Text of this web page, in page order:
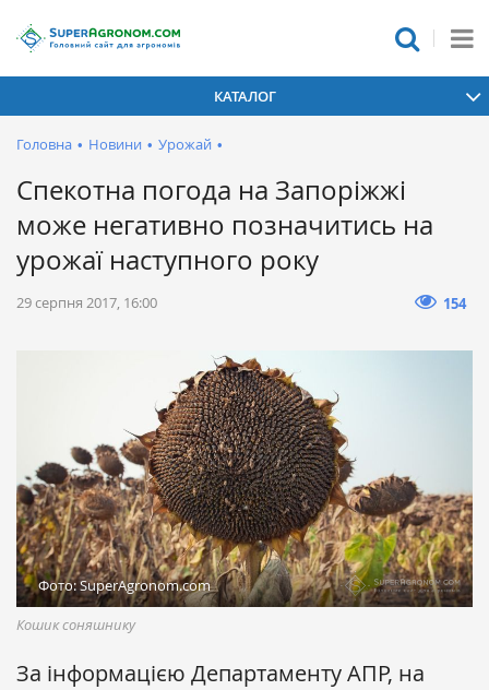
КАТАЛОГ
Головна • Новини • Урожай •
Спекотна погода на Запоріжжі
може негативно позначитись на
урожаї наступного року
29 серпня 2017, 16:00 154
Фото: SuperAgronom.com
Кошик соняшнику
За інформацією Департаменту АПР, на